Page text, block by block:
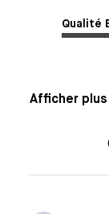
Qualité
Afficher plus